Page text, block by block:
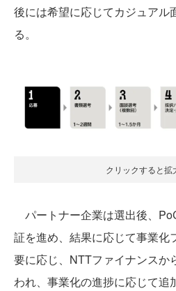
後には希望に応じてカジュアル
る。
クリックすると拡
パートナー企業は選出後、
証を進め、結果に応じて事業化
要に応じ、NTTファイナンスか
われ、事業化の進捗に応じて追